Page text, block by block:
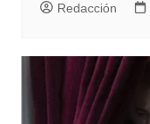
Redacción